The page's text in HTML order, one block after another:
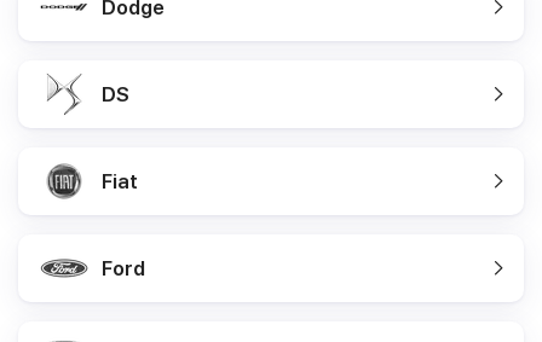
Dodge
DS
Fiat
Ford